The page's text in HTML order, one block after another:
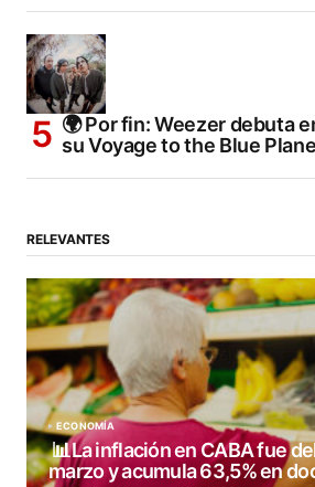
🌍 Por fin: Weezer debuta
su Voyage to the Blue
RELEVANTES
ECONOMÍA
📊La inflación en CABA fue
marzo y acumula 63,5% en